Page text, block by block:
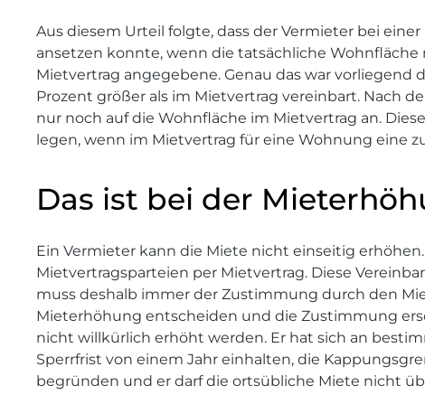
Aus diesem Urteil folgte, dass der Vermieter bei
ansetzen konnte, wenn die tatsächliche Wohnfläche
Mietvertrag angegebene. Genau das war vorliegend
Prozent größer als im Mietvertrag vereinbart. Nach
nur noch auf die Wohnfläche im Mietvertrag an.
legen, wenn im Mietvertrag für eine Wohnung eine
Das ist bei der
Ein Vermieter kann die Miete nicht einseitig
Mietvertragsparteien per Mietvertrag. Diese
muss deshalb immer der Zustimmung durch den
Mieterhöhung entscheiden und die Zustimmung
nicht willkürlich erhöht werden. Er hat sich an
Sperrfrist von einem Jahr einhalten, die
begründen und er darf die ortsübliche Miete nicht